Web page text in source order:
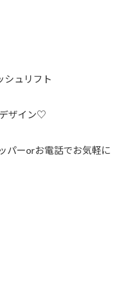
ュリフト
ザイン♡
パーorお電話でお気軽に